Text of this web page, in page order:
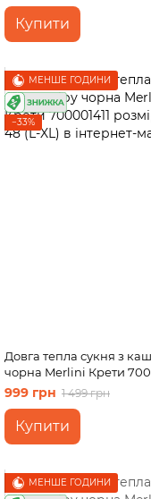
Купити
МЕНШЕ ГОДИНИ
−33%
Довга тепла сукня з
чорна Merlini Крети
розмір 46-48 (L-XL)
999 грн 1 499 грн
Купити
МЕНШЕ ГОДИНИ